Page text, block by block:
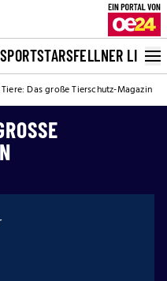
SPORTSTARSFELLNER LIVE
Das große Tierschutz-Magazin
T